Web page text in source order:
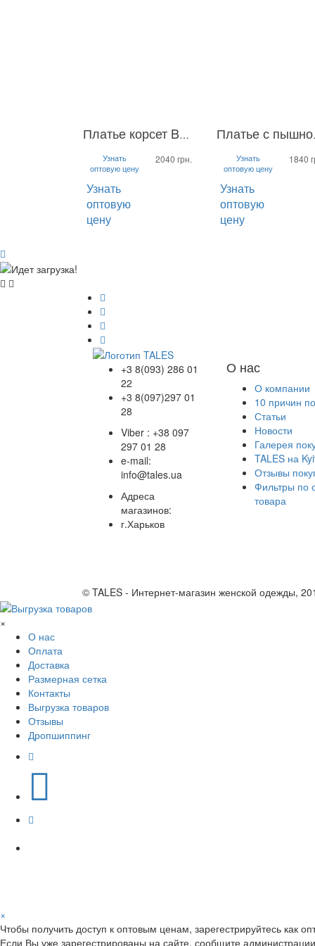
S M L Платье корсет Ballerina
Узнать
оптовую цену
Узнать
оптовую
цену
2040 грн.
S M L
Узнать
оптовую цену
Узнать
оптовую
цену
1840
О нас
О компании
10 причин
Статьи
Новости
Галерея
TALES на
Отзывы
Фильтры по
товара
+3 8(093) 286 01
22
+3 8(097)297 01
28
Viber : +38 097
297 01 28
e-mail:
info@tales.ua
Адреса
магазинов:
г.Харьков
© TALES - Интернет-магазин женской одежды,
×
О нас
Оплата
Доставка
Размерная сетка
Контакты
Выгрузка товаров
Отзывы
Дропшиппинг
×
Чтобы получить доступ к оптовым ценам, зарегестрируйтесь как
Если Вы уже зарегестрированы на сайте, сообщите